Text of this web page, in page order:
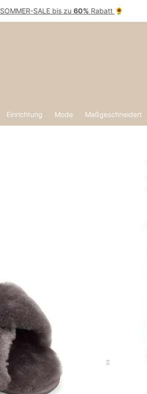
SOMMER-SALE bis zu 60% Rabatt 🌻
Einrichtung Mode Maßgeschneidert